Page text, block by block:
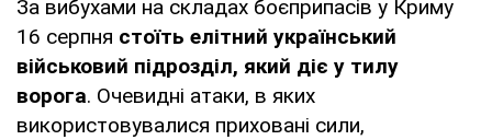
За вибухами на складах боєприпасів у Криму
16 серпня стоїть елітний український
військовий підрозділ, який діє у тилу
ворога. Очевидні атаки, в яких
використовувалися приховані сили,